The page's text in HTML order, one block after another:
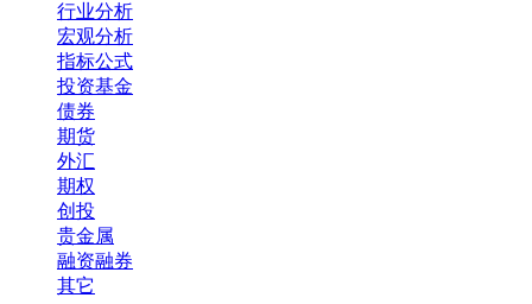
行业分析
宏观分析
指标公式
投资基金
债券
期货
外汇
期权
创投
贵金属
融资融券
其它